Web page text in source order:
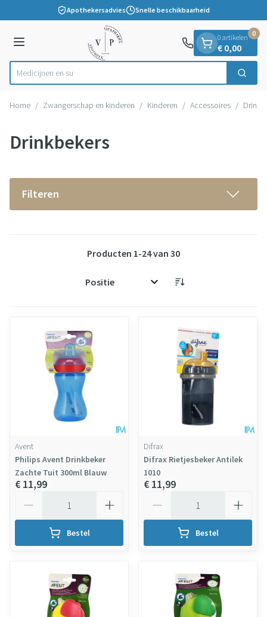
Ga naar de inhoudApothekersadvies Snelle beschikbaarheid
Menu
Product, merk, categorie... Zoek
0 artikelen
€ 0,00
0
Home / Zwangerschap en kinderen / Kinderen / Accessoires /
Drinkbekers
Filteren
Producten 1-24van 30
Sorteer op:
Avent
Philips Avent Drinkbeker
Zachte Tuit 300ml Blauw
€ 11,99
Bestel
Difrax
Difrax Rietjesbeker Antilek
1010
€ 11,99
Bestel